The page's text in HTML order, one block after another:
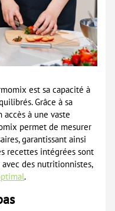
est sa capacité à
Grâce à sa
à une vaste
permet de mesurer
garantissant ainsi
recettes intégrées sont
des nutritionnistes,
.